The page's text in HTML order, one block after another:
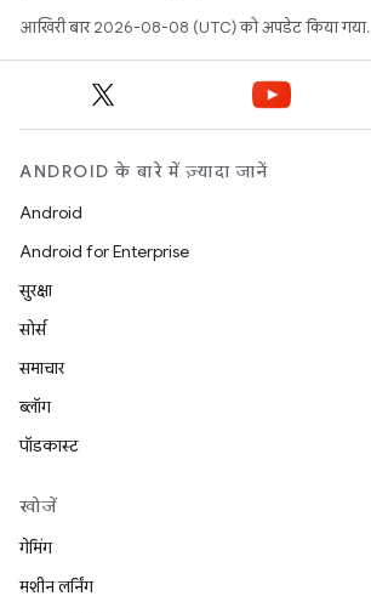
आखिरी बार 2026-08-08 (UTC) को अपडेट किया गया.
ANDROID के बारे में ज़्यादा जानें
Android
Android for Enterprise
सुरक्षा
सोर्स
समाचार
ब्लॉग
पॉडकास्ट
खोजें
गेमिंग
मशीन लर्निंग